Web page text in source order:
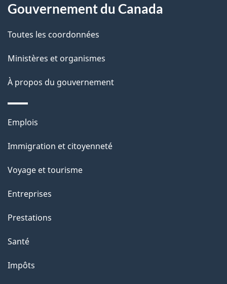
i
l
s
d
e
l
a
p
a
g
e
propos
de
ce
site
Gouvernement du Canada
Toutes les coordonnées
Ministères et organismes
À propos du gouvernement
Thèmes
sujets
Emplois
Immigration et citoyenneté
Voyage et tourisme
Entreprises
Prestations
Santé
Impôts